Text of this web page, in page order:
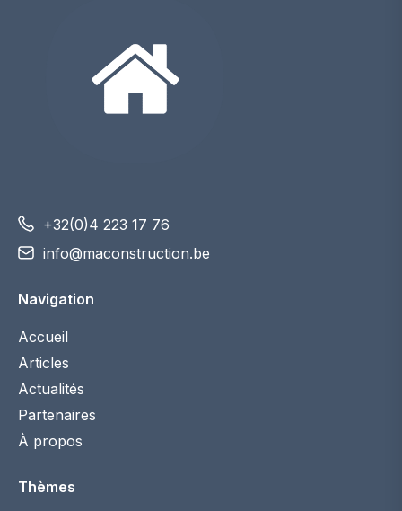
+32(0)4 223 17 76
info@maconstruction.be
Navigation
Accueil
Articles
Actualités
Partenaires
À propos
Thèmes